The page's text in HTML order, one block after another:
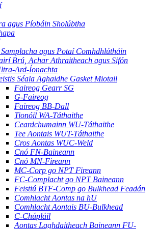
agus Píobáin Sholúbtha
agus Potaí Comhdhlútháin
Brú, Achar Athraitheach agus Sifón
Ard-Íonachta
Séala Aghaidhe Gasket Miotail
Faireog Gearr SG
G-Faireog
Faireog BB-Dall
Tionóil WA-Táthaithe
Ceardchumainn WU-Táthaithe
Tee Aontais WUT-Táthaithe
Cros Aontas WUC-Weld
Cnó FN-Baineann
Cnó MN-Fireann
MC-Corp go NPT Fireann
FC-Complacht go NPT Baineann
Feistiú BTF-Comp go Bulkhead Feadán
Comhlacht Aontas na hU
Comhlacht Aontais BU-Bulkhead
C-Chúpláil
Aontas Laghdaitheach Baineann FU-